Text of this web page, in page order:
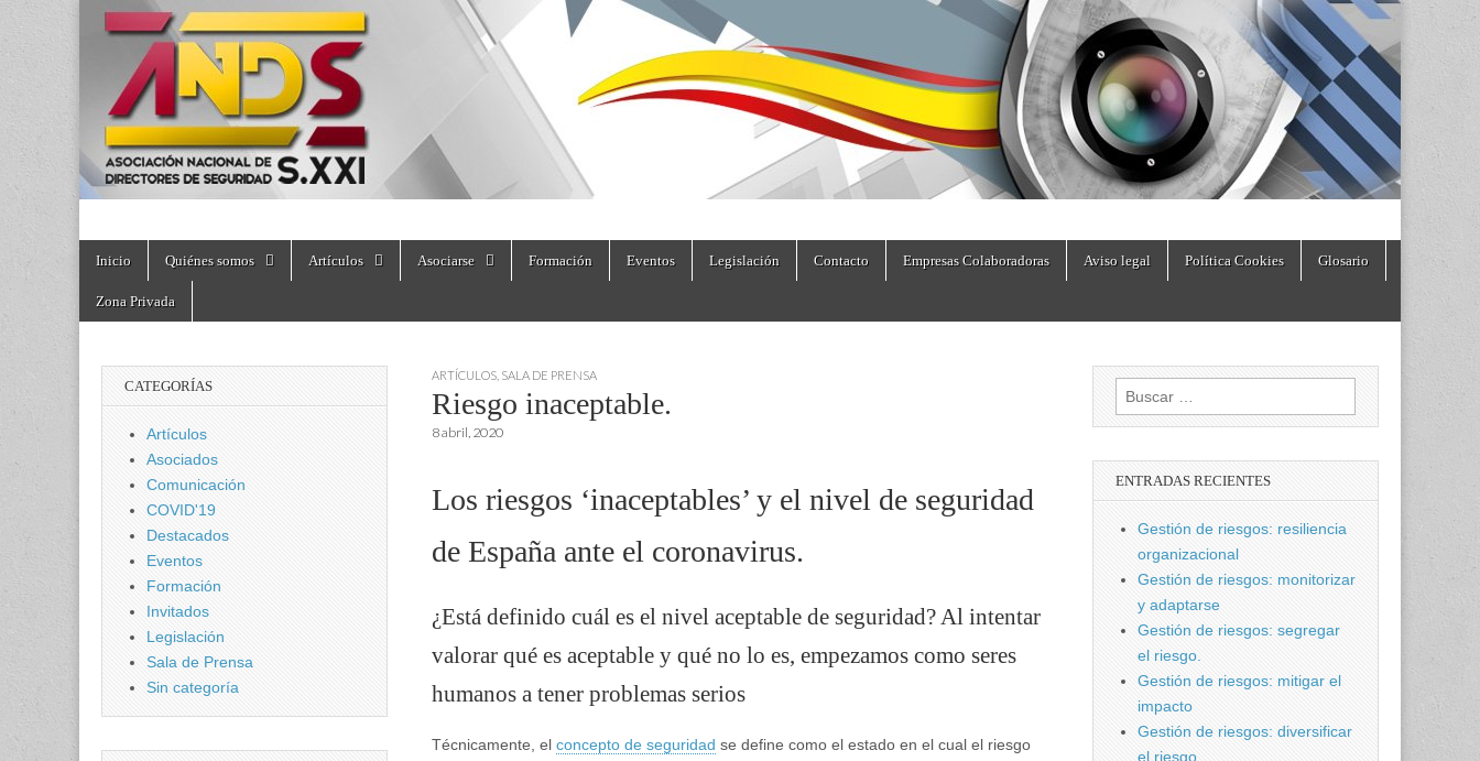
directoresdeseguridad.es
Main
Skip
content
Inicio Quiénes somos Artículos Asociarse Formación Eventos Legislación Contacto Empresas Colaboradoras Aviso legal Política Cookies Glosario
Zona Privada
ARTÍCULOS SALA DE PRENSA
Riesgo inaceptable.
8 abril, 2020
Los riesgos ‘inaceptables’ y el nivel de seguridad
de España ante el coronavirus.
¿Está definido cuál es el nivel aceptable de seguridad? Al intentar
valorar qué es aceptable y qué no lo es, empezamos como seres
humanos a tener problemas serios
Técnicamente, el concepto de seguridad se define como el estado en el cual el riesgo
CATEGORÍAS
Artículos
Asociados
Comunicación
COVID'19
Destacados
Eventos
Formación
Invitados
Legislación
Sala de Prensa
Sin categoría
Buscar:
ENTRADAS RECIENTES
Gestión de riesgos: resiliencia
organizacional
Gestión de riesgos: monitorizar
y adaptarse
Gestión de riesgos: segregar
el riesgo.
Gestión de riesgos: mitigar el
impacto
Gestión de riesgos: diversificar
el riesgo